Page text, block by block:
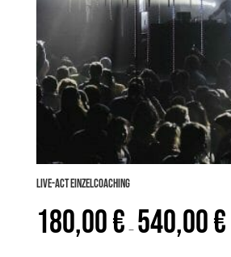
LIVE-ACT Einzelcoaching
180,00€ – 540,00€